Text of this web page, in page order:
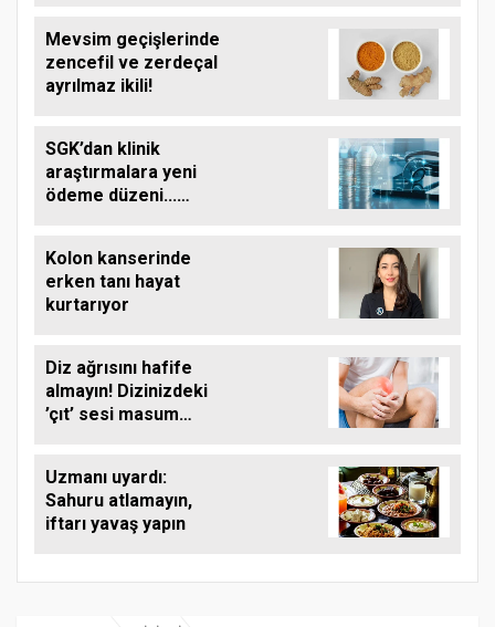
Mevsim geçişlerinde
zencefil ve zerdeçal
ayrılmaz ikili!
SGK’dan klinik
araştırmalara yeni
ödeme düzeni...
Kolon kanserinde
erken tanı hayat
kurtarıyor
Diz ağrısını hafife
almayın! Dizinizdeki
’çıt’ sesi masum
Uzmanı uyardı:
Sahuru atlamayın,
iftarı yavaş yapın